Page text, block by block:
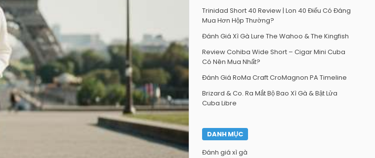
Trinidad Short 40 Review | Lon 40 Điếu Có Đáng
Mua Hơn Hộp Thường?
Đánh Giá Xì Gà Lure The Wahoo & The Kingfish
Review Cohiba Wide Short – Cigar Mini Cuba
Có Nên Mua Nhất?
Đánh Giá RoMa Craft CroMagnon PA Timeline
Brizard & Co. Ra Mắt Bộ Bao Xì Gà & Bật Lửa
Cuba Libre
DANH MỤC
Đánh giá xì gà